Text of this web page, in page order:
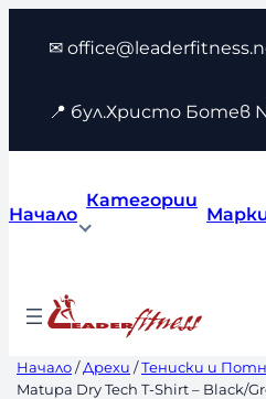
съдържанието
✉
📍 бул.Христо Ботев
Начало
Категории
Начало/Дрехи /Тениски и
Matupa Dry Tech T-Shirt – Black/